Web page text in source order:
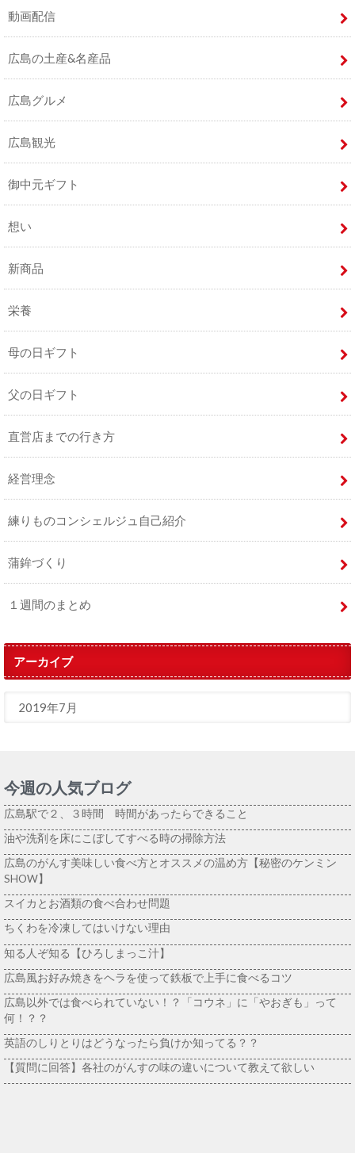
動画配信
広島の土産&名産品
広島グルメ
広島観光
御中元ギフト
想い
新商品
栄養
母の日ギフト
父の日ギフト
直営店までの行き方
経営理念
練りものコンシェルジュ自己紹介
蒲鉾づくり
１週間のまとめ
アーカイブ
今週の人気ブログ
広島駅で２、３時間 時間があったらできること
油や洗剤を床にこぼしてすべる時の掃除方法
広島のがんす美味しい食べ方とオススメの温め方【秘密のケンミン
SHOW】
スイカとお酒類の食べ合わせ問題
ちくわを冷凍してはいけない理由
知る人ぞ知る【ひろしまっこ汁】
広島風お好み焼きをヘラを使って鉄板で上手に食べるコツ
広島以外では食べられていない！？「コウネ」に「やおぎも」って
何！？？
英語のしりとりはどうなったら負けか知ってる？？
【質問に回答】各社のがんすの味の違いについて教えて欲しい